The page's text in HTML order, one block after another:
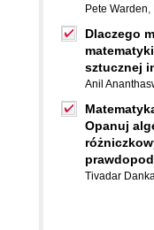
Pete Warden,
Dlaczego
sztucznej
Anil
Opanuj
Tivadar